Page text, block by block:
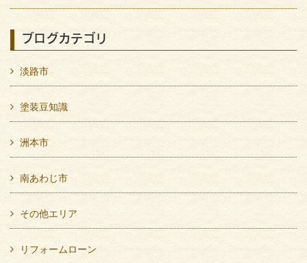
ブログカテゴリ
淡路市
塗装豆知識
洲本市
南あわじ市
その他エリア
リフォームローン